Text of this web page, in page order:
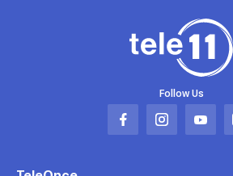
Follow Us
Abrir
Abrir
Abrir